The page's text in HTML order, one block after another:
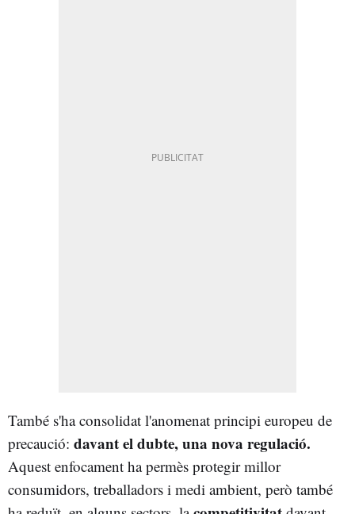
També s'ha consolidat l'anomenat principi europeu de
precaució: davant el dubte, una nova regulació.
Aquest enfocament ha permès protegir millor
consumidors, treballadors i medi ambient, però també